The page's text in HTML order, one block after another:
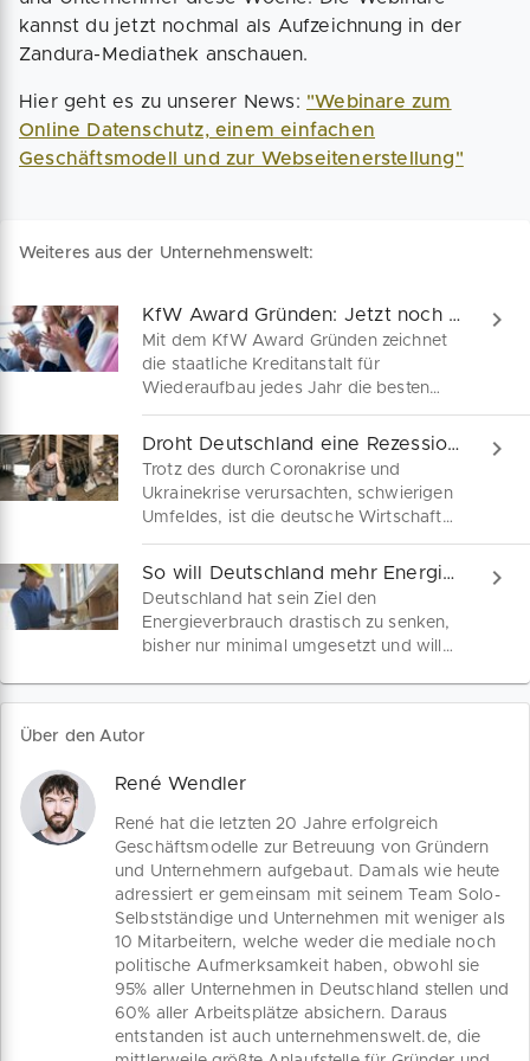
kannst du jetzt nochmal als Aufzeichnung in der
Zandura-Mediathek anschauen.
Hier geht es zu unserer News: "Webinare zum
Online Datenschutz, einem einfachen
Geschäftsmodell und zur Webseitenerstellung"
Weiteres aus der Unternehmenswelt:
KfW Award Gründen: Jetzt noch bewerben
Mit dem KfW Award Gründen zeichnet
die staatliche Kreditanstalt für
Wiederaufbau jedes Jahr die besten
Geschäftsideen deutscher Gründer und
Unternehmensnachfolger aus. Dabei
schüttet die Förderbank Preisgelder in
Höhe von bis zu 45.000 Euro aus. Den
Gewinnern aus den verschiedenen
Kategorien winkt zusätzlich ein medialer
Droht Deutschland eine Rezession?
Trotz des durch Coronakrise und
Ukrainekrise verursachten, schwierigen
Umfeldes, ist die deutsche Wirtschaft
im ersten Quartal 2022 leicht
gewachsen. Die Verunsicherung unter
den Verbrauchern mit Folgen für den
Konsum bleibt weiter erhöht. Für das
zweite Quartal droht laut
Wirtschaftsforschern ein Rückgang der
Wirtschaftsleistung. Droht nun eine
Rezession?
So will Deutschland mehr Energie sparen
Deutschland hat sein Ziel den
Energieverbrauch drastisch zu senken,
bisher nur minimal umgesetzt und will
Hausbau, in die Pflicht. Wir geben dir
einen kurzen Überblick über die
Über den Autor
René Wendler
René hat die letzten 20 Jahre erfolgreich
Geschäftsmodelle zur Betreuung von Gründern
und Unternehmern aufgebaut. Damals wie heute
adressiert er gemeinsam mit seinem Team Solo-
Selbstständige und Unternehmen mit weniger als
10 Mitarbeitern, welche weder die mediale noch
politische Aufmerksamkeit haben, obwohl sie
95% aller Unternehmen in Deutschland stellen und
60% aller Arbeitsplätze absichern. Daraus
entstanden ist auch unternehmenswelt.de, die